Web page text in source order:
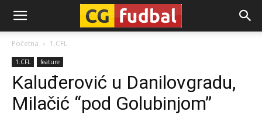
CG-
Fudbal
Početna 1.CFL
1.CFL feature
Kaluđerović u Danilovgradu,
Milačić “pod Golubinjom”